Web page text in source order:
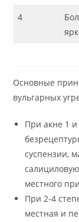
4
Основные
вульгарных
При акне 1
суспензии,
местного
При 2-4
местная и